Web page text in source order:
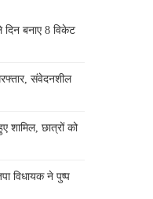
बनाए 8 विकेट
संवेदनशील
शामिल, छात्रों को
विधायक ने पुष्प